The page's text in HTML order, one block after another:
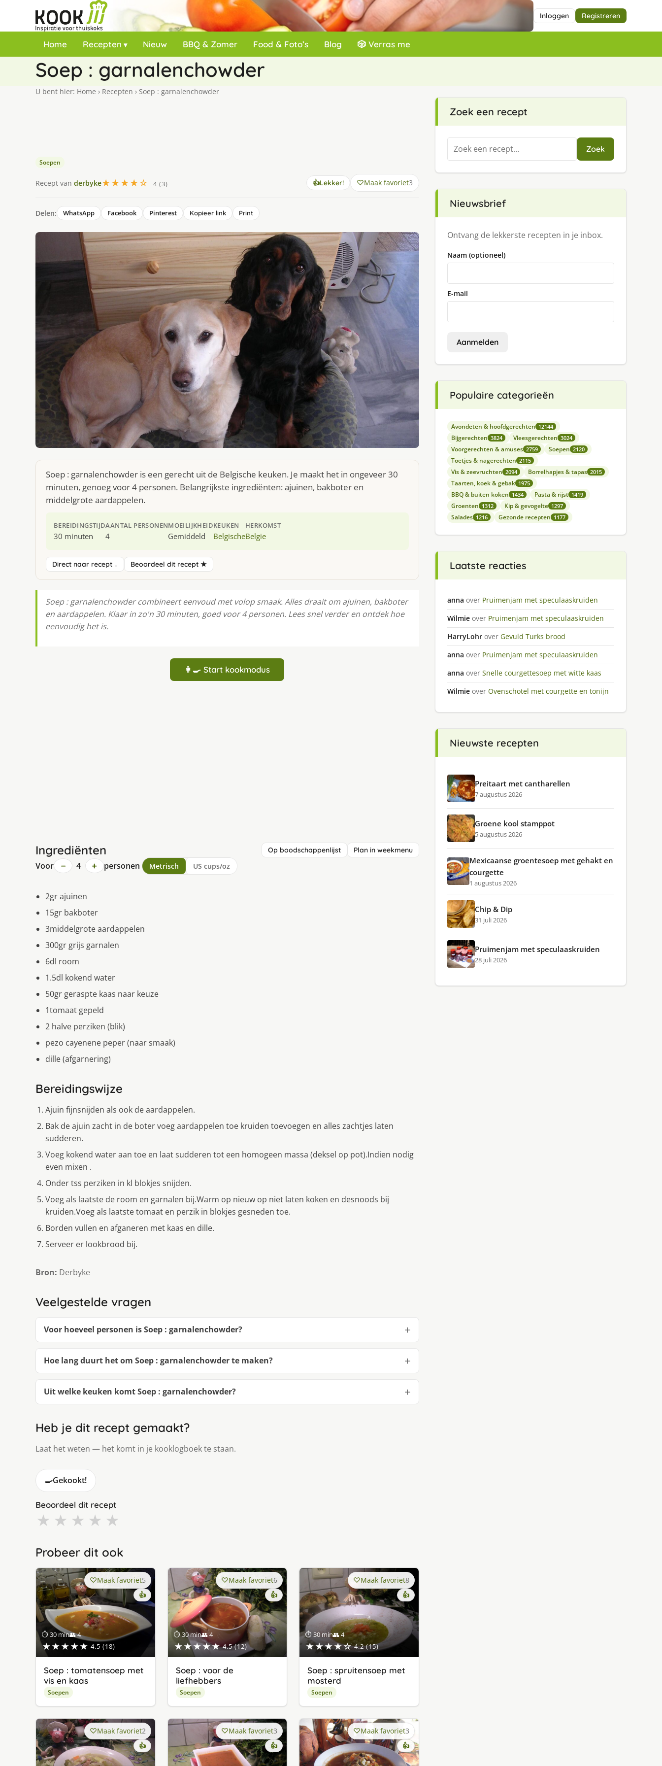
Inloggen Registreren
Home Recepten Nieuw BBQ & Zomer Food & Foto’s Blog 🎲 Verras me
Soep : garnalenchowder
U bent hier: Home › Recepten › Soep : garnalenchowder
Soepen
Recept van derbyke★★★★☆ 4 (3) 👍Lekker! Maak favoriet3
Delen: WhatsApp Facebook Pinterest Kopieer link Print
Soep : garnalenchowder is een gerecht uit de Belgische keuken. Je maakt het in ongeveer 30
minuten, genoeg voor 4 personen. Belangrijkste ingrediënten: ajuinen, bakboter en
middelgrote aardappelen.
BEREIDINGSTIJD
30 minuten
AANTAL PERSONEN
4
MOEILIJKHEID
Gemiddeld
KEUKEN
Belgische
HERKOMST
Belgie
Direct naar recept ↓ Beoordeel dit recept ★
Soep : garnalenchowder combineert eenvoud met volop smaak. Alles draait om ajuinen, bakboter
en aardappelen. Klaar in zo'n 30 minuten, goed voor 4 personen. Lees snel verder en ontdek hoe
eenvoudig het is.
👩‍🍳 Start kookmodus
Ingrediënten Op boodschappenlijst Plan in weekmenu
Voor − 4 + personen Metrisch US cups/oz
2gr ajuinen
15gr bakboter
3middelgrote aardappelen
300gr grijs garnalen
6dl room
1.5dl kokend water
50gr geraspte kaas naar keuze
1tomaat gepeld
2 halve perziken (blik)
pezo cayenene peper (naar smaak)
dille (afgarnering)
Bereidingswijze
Ajuin fijnsnijden als ook de aardappelen.
Bak de ajuin zacht in de boter voeg aardappelen toe kruiden toevoegen en alles zachtjes laten
sudderen.
Voeg kokend water aan toe en laat sudderen tot een homogeen massa (deksel op pot).Indien nodig
even mixen .
Onder tss perziken in kl blokjes snijden.
Voeg als laatste de room en garnalen bij.Warm op nieuw op niet laten koken en desnoods bij
kruiden.Voeg als laatste tomaat en perzik in blokjes gesneden toe.
Borden vullen en afganeren met kaas en dille.
Serveer er lookbrood bij.
Bron: Derbyke
Veelgestelde vragen
Voor hoeveel personen is Soep : garnalenchowder?
Hoe lang duurt het om Soep : garnalenchowder te maken?
Uit welke keuken komt Soep : garnalenchowder?
Heb je dit recept gemaakt?
Laat het weten — het komt in je kooklogboek te staan.
🍳Gekookt!
Beoordeel dit recept
★ ★ ★ ★ ★
Probeer dit ook
⏱ 30 min👥 4
★★★★★ 4.5 (18)
Maak favoriet5
👍
Soep : tomatensoep met
vis en kaas
Soepen
⏱ 30 min👥 4
★★★★★ 4.5 (12)
Maak favoriet6
👍
Soep : voor de
liefhebbers
Soepen
⏱ 30 min👥 4
★★★★☆ 4.2 (15)
Maak favoriet8
👍
Soep : spruitensoep met
mosterd
Soepen
Maak favoriet2
👍
Maak favoriet3
👍
Maak favoriet3
👍
Zoek een recept
Zoeken
naar:
Zoek
Nieuwsbrief
Ontvang de lekkerste recepten in je inbox.
Naam (optioneel)
E-mail
Aanmelden
Populaire categorieën
Avondeten & hoofdgerechten 12144
Bijgerechten 3824 Vleesgerechten 3024
Voorgerechten & amuses 2759 Soepen 2120
Toetjes & nagerechten 2115
Vis & zeevruchten 2094 Borrelhapjes & tapas 2015
Taarten, koek & gebak 1975
BBQ & buiten koken 1434 Pasta & rijst 1419
Groenten 1312 Kip & gevogelte 1297
Salades 1216 Gezonde recepten 1177
Laatste reacties
anna over Pruimenjam met speculaaskruiden
Wilmie over Pruimenjam met speculaaskruiden
HarryLohr over Gevuld Turks brood
anna over Pruimenjam met speculaaskruiden
anna over Snelle courgettesoep met witte kaas
Wilmie over Ovenschotel met courgette en tonijn
Nieuwste recepten
Preitaart met cantharellen
7 augustus 2026
Groene kool stamppot
5 augustus 2026
Mexicaanse groentesoep met gehakt en
courgette
1 augustus 2026
Chip & Dip
31 juli 2026
Pruimenjam met speculaaskruiden
28 juli 2026